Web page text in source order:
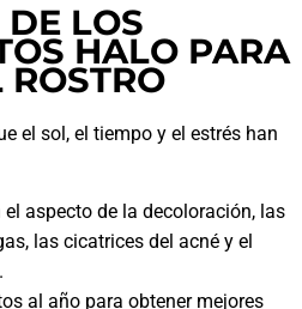
LOS
HALO PARA
el sol, el tiempo y el estrés han
aspecto de la decoloración, las
las cicatrices del acné y el
al año para obtener mejores